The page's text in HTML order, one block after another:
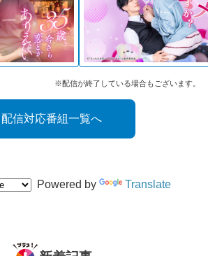
※配信が終了している場合もございます。
配信対応番組一覧へ
Powered by Translate